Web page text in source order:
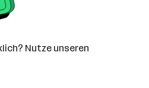
Nutze unseren